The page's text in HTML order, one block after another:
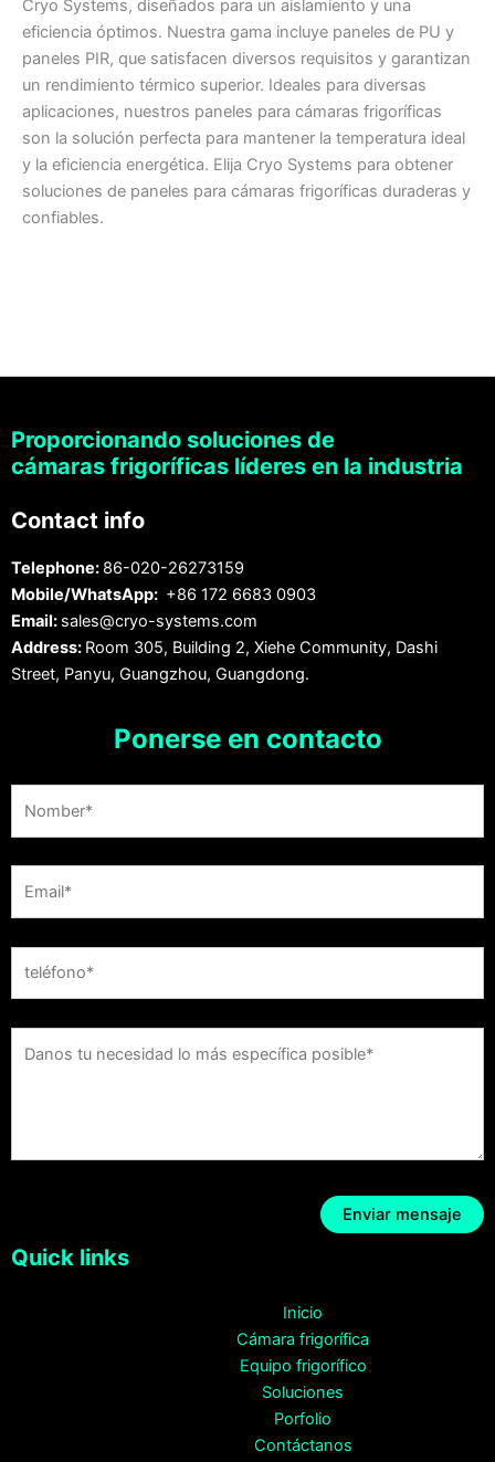
Cryo Systems, diseñados para un aislamiento y una
eficiencia óptimos. Nuestra gama incluye paneles de PU y
paneles PIR, que satisfacen diversos requisitos y garantizan
un rendimiento térmico superior. Ideales para diversas
aplicaciones, nuestros paneles para cámaras frigoríficas
son la solución perfecta para mantener la temperatura ideal
y la eficiencia energética. Elija Cryo Systems para obtener
soluciones de paneles para cámaras frigoríficas duraderas y
confiables.
Proporcionando soluciones de
cámaras frigoríficas líderes en la industria
Contact info
Telephone: 86-020-26273159
Mobile/WhatsApp: +86 172 6683 0903
Email: sales@cryo-systems.com
Address: Room 305, Building 2, Xiehe Community, Dashi
Street, Panyu, Guangzhou, Guangdong.
Ponerse en contacto
Quick links
Inicio
Cámara frigorífica
Equipo frigorífico
Soluciones
Porfolio
Contáctanos